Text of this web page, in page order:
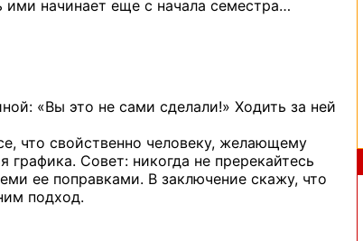
ими начинает еще с начала семестра…
«Вы это не сами сделали!» Ходить за ней
что свойственно человеку, желающему
графика. Совет: никогда не пререкайтесь
ее поправками. В заключение скажу, что
подход.